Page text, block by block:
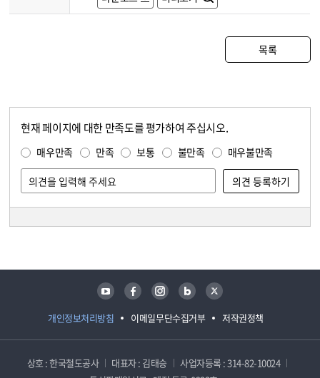
목록
현재 페이지에 대한 만족도를 평가하여 주십시오.
매우만족 만족 보통 불만족 매우불만족
개인정보처리방침 이메일무단수집거부 저작권정책
유튜브 페이스북 인스타그램 블로그 트위터
상호 : 한국철도공사 대표자 : 김태승
사업자등록 : 314-82-10024